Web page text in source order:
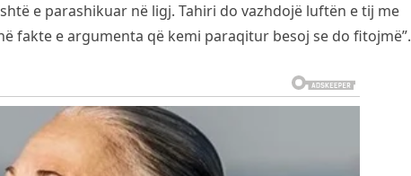
e parashikuar në ligj. Tahiri do vazhdojë luftën e tij me
fakte e argumenta që kemi paraqitur besoj se do fitojmë”.